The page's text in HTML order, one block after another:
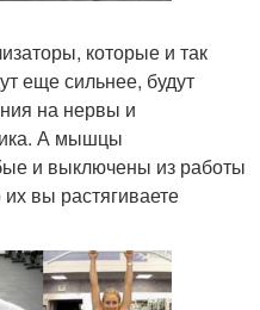
которые и так
еще сильнее, будут
на нервы и
А мышцы
и выключены из работы
вы растягиваете